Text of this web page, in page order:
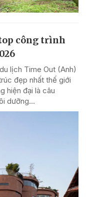
công trình
lịch Time Out (Anh)
đẹp nhất thế giới
hiện đại là câu
dưỡng...